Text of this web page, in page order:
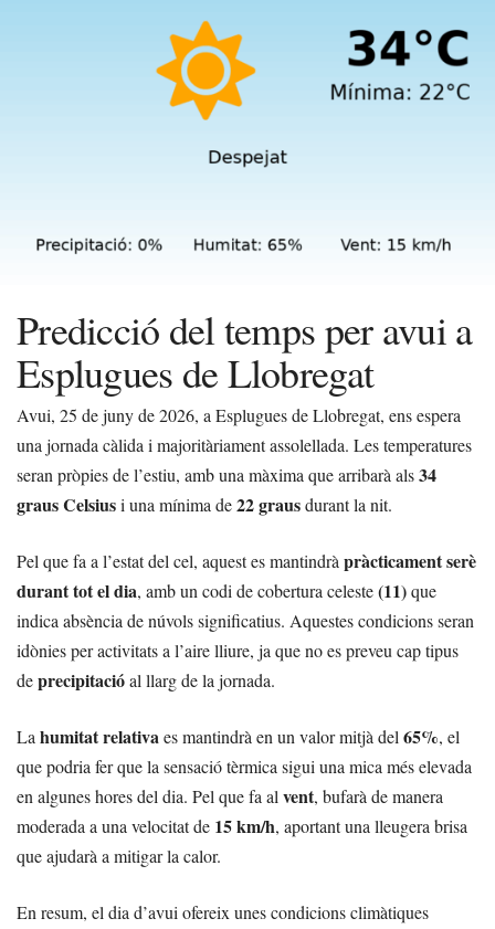
Predicció del temps per avui a
Esplugues de Llobregat
Avui, 25 de juny de 2026, a Esplugues de Llobregat, ens espera
una jornada càlida i majoritàriament assolellada. Les temperatures
seran pròpies de l’estiu, amb una màxima que arribarà als34
graus Celsiusi una mínima de22 grausdurant la nit.
Pel que fa a l’estat del cel, aquest es mantindràpràcticament serè
durant tot el dia, amb un codi de cobertura celeste(11)que
indica absència de núvols significatius. Aquestes condicions seran
idònies per activitats a l’aire lliure, ja que no es preveu cap tipus
deprecipitacióal llarg de la jornada.
Lahumitat relativaes mantindrà en un valor mitjà del65%, el
que podria fer que la sensació tèrmica sigui una mica més elevada
en algunes hores del dia. Pel que fa alvent, bufarà de manera
moderada a una velocitat de 15 km/h, aportant una lleugera brisa
que ajudarà a mitigar la calor.
En resum, el dia d’avui ofereix unes condicions climàtiques